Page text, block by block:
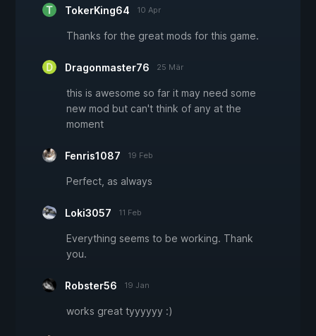
TokerKing64 10 Apr
Thanks for the great mods for this game.
Dragonmaster76 25 Mär
this is awesome so far it may need some
new mod but can't think of any at the
moment
Fenris1087 19 Feb
Perfect, as always
Loki3057 11 Feb
Everything seems to be working. Thank
you.
Robster56 19 Jan
works great tyyyyyy :)